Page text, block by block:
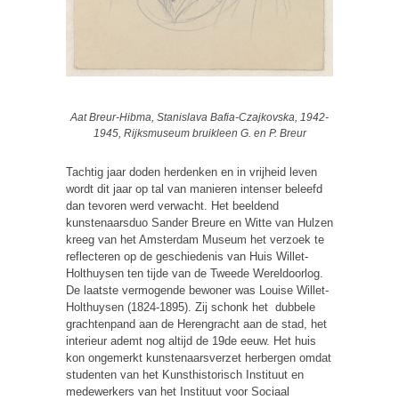
Aat Breur-Hibma, Stanislava Bafia-Czajkovska, 1942-
1945, Rijksmuseum bruikleen G. en P. Breur
Tachtig jaar doden herdenken en in vrijheid leven
wordt dit jaar op tal van manieren intenser beleefd
dan tevoren werd verwacht. Het beeldend
kunstenaarsduo Sander Breure en Witte van Hulzen
kreeg van het Amsterdam Museum het verzoek te
reflecteren op de geschiedenis van Huis Willet-
Holthuysen ten tijde van de Tweede Wereldoorlog.
De laatste vermogende bewoner was Louise Willet-
Holthuysen (1824-1895). Zij schonk het dubbele
grachtenpand aan de Herengracht aan de stad, het
interieur ademt nog altijd de 19de eeuw. Het huis
kon ongemerkt kunstenaarsverzet herbergen omdat
studenten van het Kunsthistorisch Instituut en
medewerkers van het Instituut voor Sociaal